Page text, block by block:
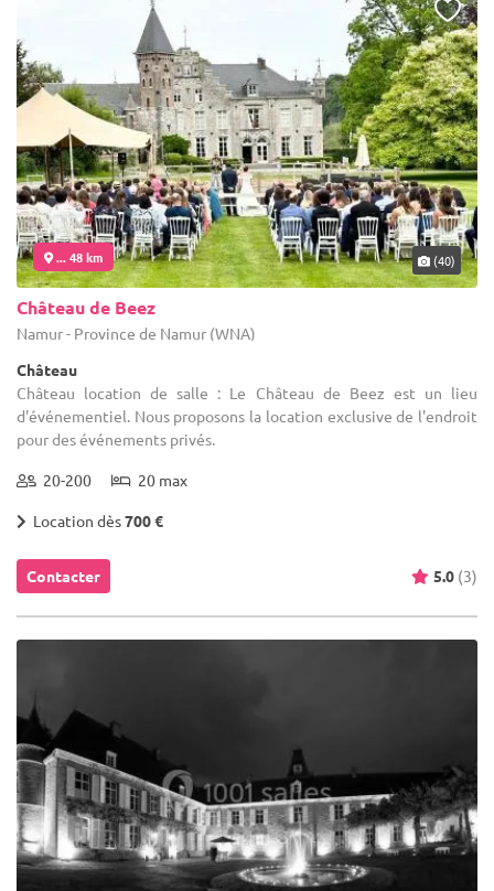
... 48 km (40)
Château de Beez
Namur - Province de Namur (WNA)
Château
Château location de salle : Le Château de Beez est un lieu
d'événementiel. Nous proposons la location exclusive de l'endroit
pour des événements privés.
20-200 20 max
Location dès700 €
Contacter 5.0 (3)